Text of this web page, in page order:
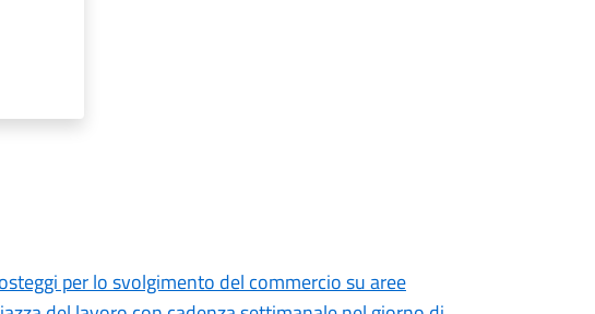
per lo svolgimento del commercio su aree